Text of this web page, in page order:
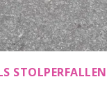
STOLPERFALLEN